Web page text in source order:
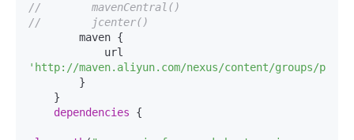
//        mavenCentral()
//        jcenter()
'http://maven.aliyun.com/nexus/content/groups/
dependencies {